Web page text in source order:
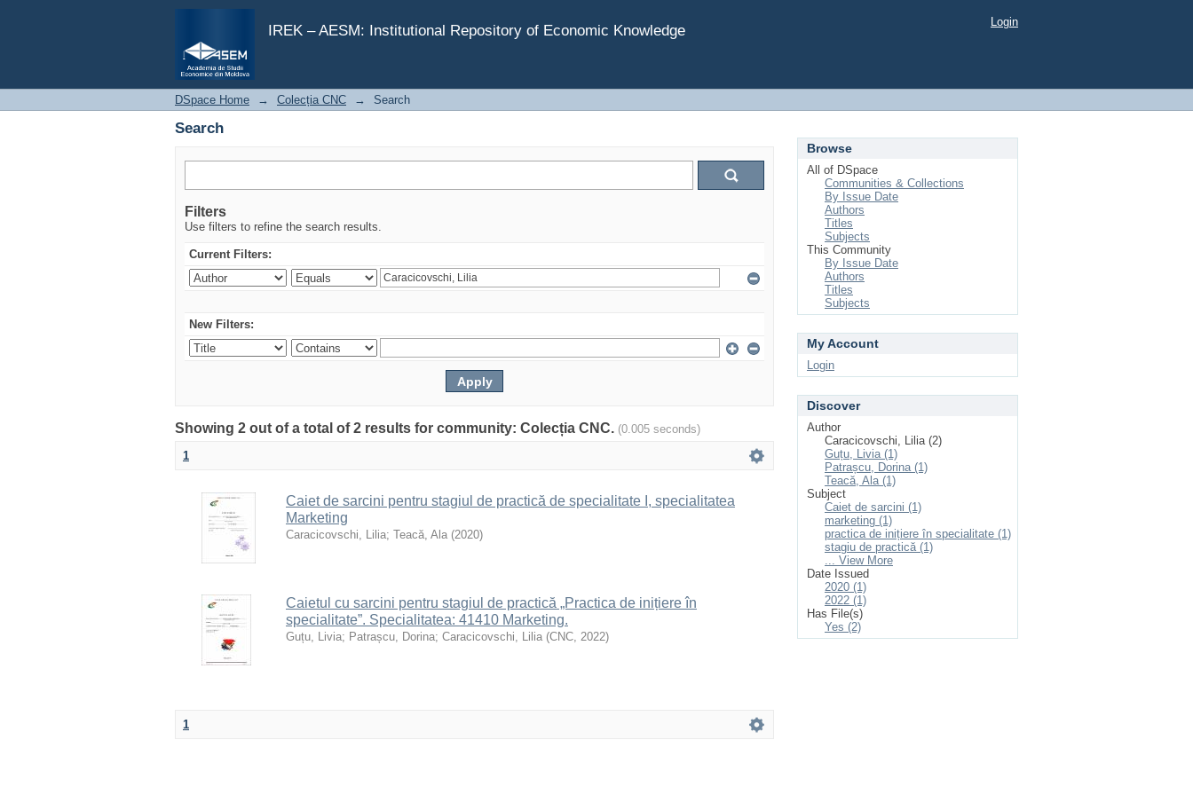
IREK – AESM: Institutional Repository of Economic Knowledge
Search
Login
DSpace Home → Colecția CNC → Search
Search
Filters
Use filters to refine the search results.
Current Filters:
New Filters:
Showing 2 out of a total of 2 results for community: Colecția CNC. (0.005 seconds)
1
Caiet de sarcini pentru stagiul de practică de specialitate I, specialitatea
Marketing
Caracicovschi, Lilia; Teacă, Ala (2020)
Caietul cu sarcini pentru stagiul de practică „Practica de inițiere în
specialitate”. Specialitatea: 41410 Marketing.
Guțu, Livia; Patrașcu, Dorina; Caracicovschi, Lilia (CNC, 2022)
1
Browse
All of DSpace
Communities & Collections
By Issue Date
Authors
Titles
Subjects
This Community
By Issue Date
Authors
Titles
Subjects
My Account
Login
Discover
Author
Caracicovschi, Lilia (2)
Guțu, Livia (1)
Patrașcu, Dorina (1)
Teacă, Ala (1)
Subject
Caiet de sarcini (1)
marketing (1)
practica de inițiere în specialitate (1)
stagiu de practică (1)
... View More
Date Issued
2020 (1)
2022 (1)
Has File(s)
Yes (2)